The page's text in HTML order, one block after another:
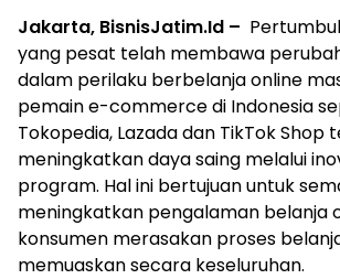
Jakarta, BisnisJatim.Id –
yang pesat telah membawa
dalam perilaku berbelanja online
pemain e-commerce di Indonesia
Tokopedia, Lazada dan TikTok Shop
meningkatkan daya saing melalui
program. Hal ini bertujuan untuk
meningkatkan pengalaman belanja
konsumen merasakan proses
memuaskan secara keseluruhan.